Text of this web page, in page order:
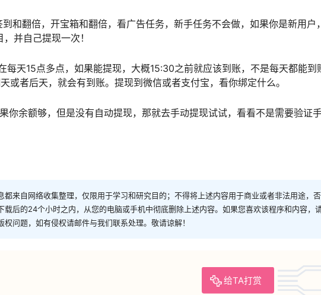
和翻倍，开宝箱和翻倍，看广告任务，新手任务不会做，如果你是新用户
并自己提现一次！
每天15点多点，如果能提现，大概15:30之前就应该到账，不是每天都能到
或者后天，就会有到账。提现到微信或者支付宝，看你绑定什么。
你余额够，但是没有自动提现，那就去手动提现试试，看看不是需要验证
来自网络收集整理，仅限用于学习和研究目的；不得将上述内容用于商业或者非法用途，
后的24个小时之内，从您的电脑或手机中彻底删除上述内容。如果您喜欢该程序和内容，请
问题，如有侵权请邮件与我们联系处理。敬请谅解！
给TA打赏